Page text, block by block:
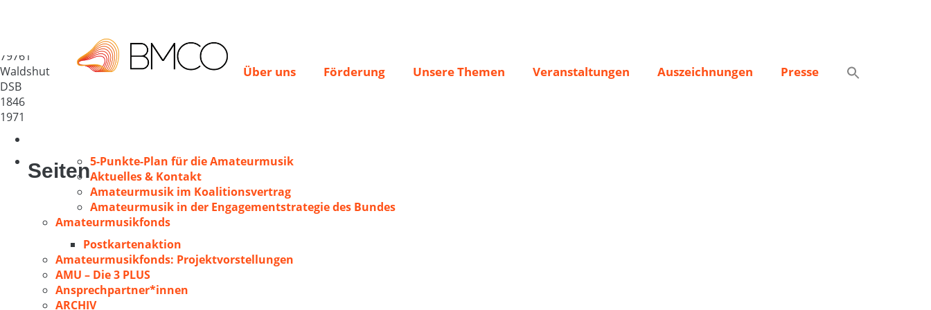
Über uns Förderung Unsere Themen Veranstaltungen Auszeichnungen Presse
79761
Waldshut
DSB
1846
1971
Seiten5-Punkte-Plan für die Amateurmusik
Aktuelles & Kontakt
Amateurmusik im Koalitionsvertrag
Amateurmusik in der Engagementstrategie des Bundes
Amateurmusikfonds
Postkartenaktion
Amateurmusikfonds: Projektvorstellungen
AMU – Die 3 PLUS
Ansprechpartner*innen
ARCHIV